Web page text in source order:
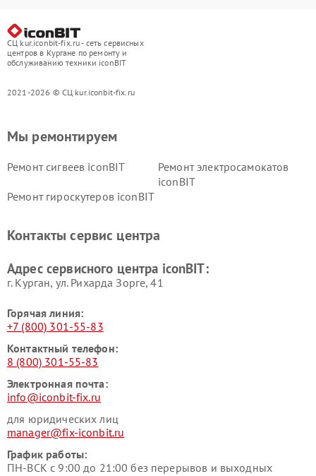
СЦ kur.iconbit-fix.ru - сеть сервисных
центров в Кургане по ремонту и
обслуживанию техники iconBIT
2021-2026 © СЦ kur.iconbit-fix.ru
Мы ремонтируем
Ремонт сигвеев iconBIT
Ремонт электросамокатов
iconBIT
Ремонт гироскутеров iconBIT
Контакты сервис центра
Адрес сервисного центра iconBIT:
г. Курган, ул. Рихарда Зорге, 41
Горячая линия:
+7 (800) 301-55-83
Контактный телефон:
8 (800) 301-55-83
Электронная почта:
info@iconbit-fix.ru
для юридических лиц
manager@fix-iconbit.ru
График работы:
ПН-ВСК с 9:00 до 21:00 без перерывов и выходных